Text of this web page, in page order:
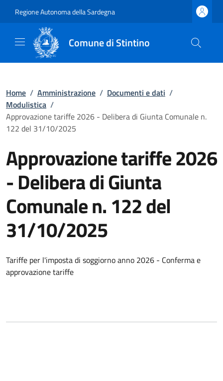
Regione Autonoma della Sardegna
Comune di Stintino
Home / Amministrazione / Documenti e dati /
Modulistica /
Approvazione tariffe 2026 - Delibera di Giunta Comunale n.
122 del 31/10/2025
Approvazione tariffe 2026
- Delibera di Giunta
Comunale n. 122 del
31/10/2025
Tariffe per l'imposta di soggiorno anno 2026 - Conferma e
approvazione tariffe